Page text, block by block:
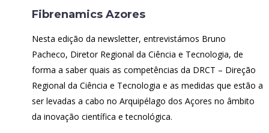
Fibrenamics Azores
Nesta edição da newsletter, entrevistámos Bruno
Pacheco, Diretor Regional da Ciência e Tecnologia, de
forma a saber quais as competências da DRCT – Direção
Regional da Ciência e Tecnologia e as medidas que estão a
ser levadas a cabo no Arquipélago dos Açores no âmbito
da inovação científica e tecnológica.